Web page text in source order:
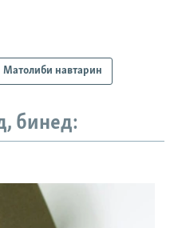
Матолиби навтарин
бинед: